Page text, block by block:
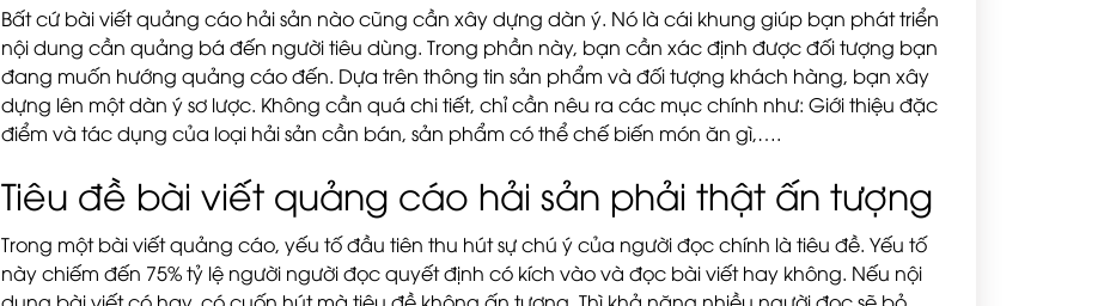
Bất cứ bài viết quảng cáo hải sản nào cũng cần xây dựng dàn ý. Nó là cái khung giúp bạn phát triển
nội dung cần quảng bá đến người tiêu dùng. Trong phần này, bạn cần xác định được đối tượng bạn
đang muốn hướng quảng cáo đến. Dựa trên thông tin sản phẩm và đối tượng khách hàng, bạn xây
dựng lên một dàn ý sơ lược. Không cần quá chi tiết, chỉ cần nêu ra các mục chính như: Giới thiệu đặc
điểm và tác dụng của loại hải sản cần bán, sản phẩm có thể chế biến món ăn gì,….
Tiêu đề bài viết quảng cáo hải sản phải thật ấn tượng
Trong một bài viết quảng cáo, yếu tố đầu tiên thu hút sự chú ý của người đọc chính là tiêu đề. Yếu tố
này chiếm đến 75% tỷ lệ người người đọc quyết định có kích vào và đọc bài viết hay không. Nếu nội